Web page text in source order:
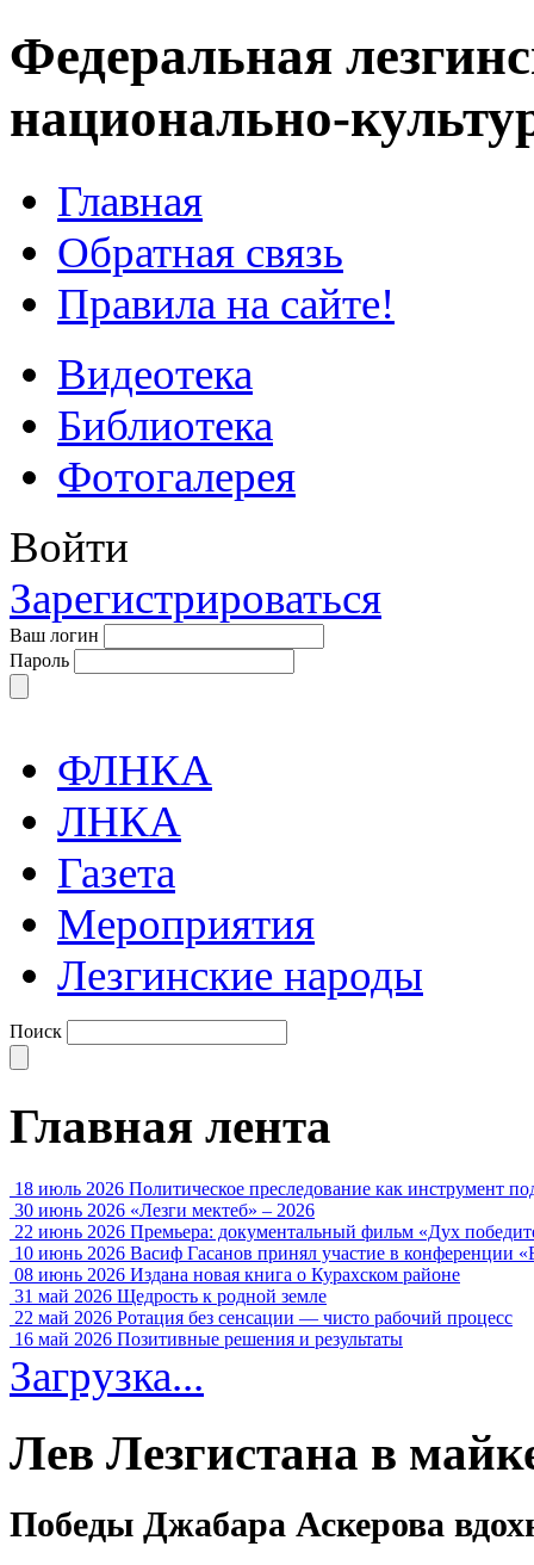
Федеральная
национально-
Главная
Обратная связь
Правила на сайте!
Видеотека
Библиотека
Фотогалерея
Войти
Зарегистрироваться
Ваш логин
Пароль
ФЛНКА
ЛНКА
Газета
Мероприятия
Лезгинские народы
Поиск
Главная лента
18 июль 2026 Политическое преследование как инструмент
30 июнь 2026 «Лезги мектеб» – 2026
22 июнь 2026 Премьера: документальный фильм «Дух
10 июнь 2026 Васиф Гасанов принял участие в конференции
08 июнь 2026 Издана новая книга о Курахском районе
31 май 2026 Щедрость к родной земле
22 май 2026 Ротация без сенсации — чисто рабочий процесс
16 май 2026 Позитивные решения и результаты
Загрузка...
Лев Лезгистана в
Победы Джабара Аскерова